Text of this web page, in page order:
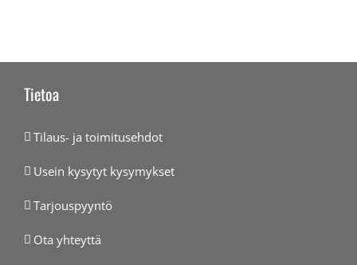
Tietoa
Tilaus- ja toimitusehdot
Usein kysytyt kysymykset
Tarjouspyyntö
Ota yhteyttä